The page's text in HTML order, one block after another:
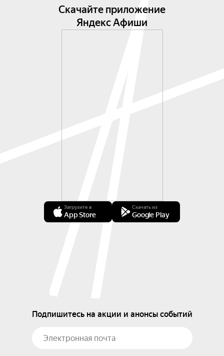
Скачайте приложение
Яндекс Афиши
Загрузите в
App Store
Скачать из
Google Play
Подпишитесь на акции и анонсы событий